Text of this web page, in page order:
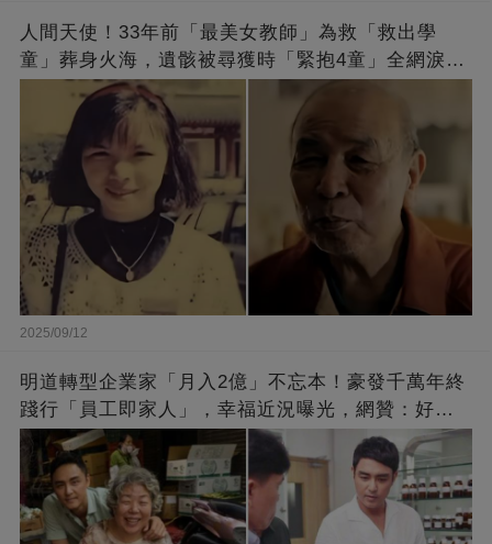
人間天使！33年前「最美女教師」為救「救出學
童」葬身火海，遺骸被尋獲時「緊抱4童」全網淚
崩：真正的英雄不該被遺忘
2025/09/12
明道轉型企業家「月入2億」不忘本！豪發千萬年終
踐行「員工即家人」，幸福近況曝光，網贊：好老
闆的福報